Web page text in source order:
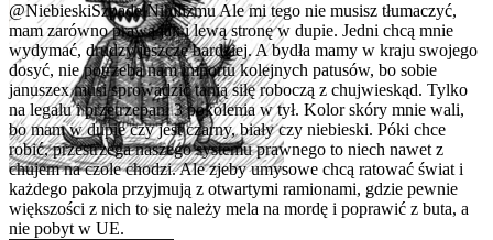
@NiebieskiSzpadelNihilizmuAle mi tego nie musisz tłumaczyć,
mam zarówno prawą jak i lewą stronę w dupie. Jedni chcą mnie
wydymać, drudzy jeszcze bardziej. A bydła mamy w kraju swojego
dosyć, nie potrzeba nam importu kolejnych patusów, bo sobie
januszex musi sprowadzić tanią siłę roboczą z chujwieskąd. Tylko
na legalu i przetrzepani 3 pokolenia w tył. Kolor skóry mnie wali,
bo mam w dupie czy jest czarny, biały czy niebieski. Póki chce
robić, przestrzega naszego systemu prawnego to niech nawet z
chujem na czole chodzi. Ale zjeby umysowe chcą ratować świat i
każdego pakola przyjmują z otwartymi ramionami, gdzie pewnie
większości z nich to się należy mela na mordę i poprawić z buta, a
nie pobyt w UE.